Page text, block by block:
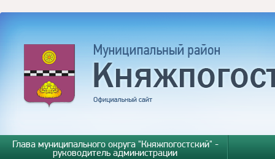
Глава муниципального округа "Княжпогостский" -
руководитель администрации